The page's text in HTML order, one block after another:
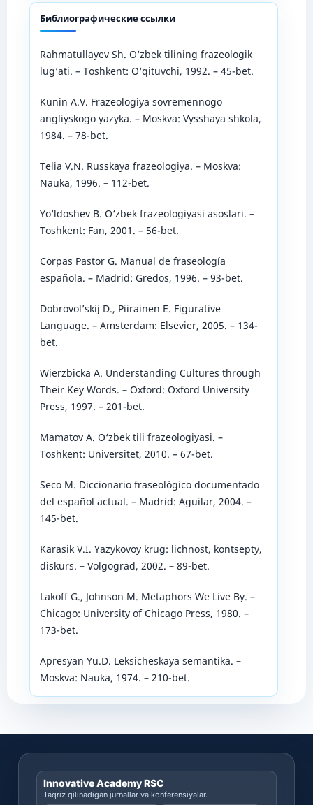
Библиографические ссылки
Rahmatullayev Sh. O‘zbek tilining frazeologik
lug‘ati. – Toshkent: O‘qituvchi, 1992. – 45-bet.
Kunin A.V. Frazeologiya sovremennogo
angliyskogo yazyka. – Moskva: Vysshaya shkola,
1984. – 78-bet.
Telia V.N. Russkaya frazeologiya. – Moskva:
Nauka, 1996. – 112-bet.
Yo‘ldoshev B. O‘zbek frazeologiyasi asoslari. –
Toshkent: Fan, 2001. – 56-bet.
Corpas Pastor G. Manual de fraseología
española. – Madrid: Gredos, 1996. – 93-bet.
Dobrovol’skij D., Piirainen E. Figurative
Language. – Amsterdam: Elsevier, 2005. – 134-
bet.
Wierzbicka A. Understanding Cultures through
Their Key Words. – Oxford: Oxford University
Press, 1997. – 201-bet.
Mamatov A. O‘zbek tili frazeologiyasi. –
Toshkent: Universitet, 2010. – 67-bet.
Seco M. Diccionario fraseológico documentado
del español actual. – Madrid: Aguilar, 2004. –
145-bet.
Karasik V.I. Yazykovoy krug: lichnost, kontsepty,
diskurs. – Volgograd, 2002. – 89-bet.
Lakoff G., Johnson M. Metaphors We Live By. –
Chicago: University of Chicago Press, 1980. –
173-bet.
Apresyan Yu.D. Leksicheskaya semantika. –
Moskva: Nauka, 1974. – 210-bet.
Innovative Academy RSC
Taqriz qilinadigan jurnallar va konferensiyalar.